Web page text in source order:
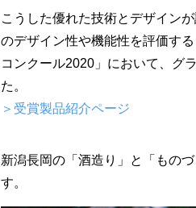
こうした優れた技術とデザイン
のデザイン性や機能性を評価す
コンクール2020」において、グ
た。
＞受賞製品紹介ページ
新潟長岡の「酒造り」と「もの
す。